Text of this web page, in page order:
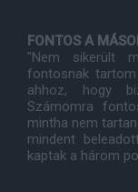
FONTOS A
"Nem sikerült
fontosnak
ahhoz, hogy
Számomra
mintha nem
mindent
kaptak a három